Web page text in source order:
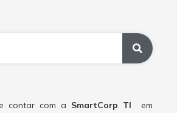
contar com a SmartCorp TI em